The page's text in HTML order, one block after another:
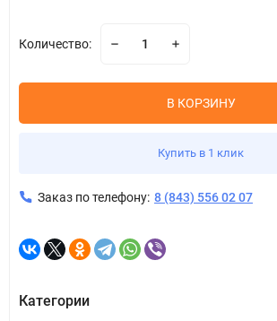
Количество:
В КОРЗИНУ
Купить в 1 клик
Заказ по телефону: 8 (843) 556 02 07
Категории